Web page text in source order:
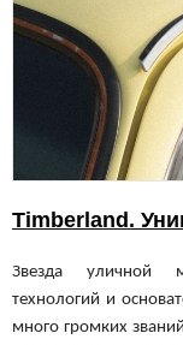
Timberland.
Звезда уличной
технологий и
много громких